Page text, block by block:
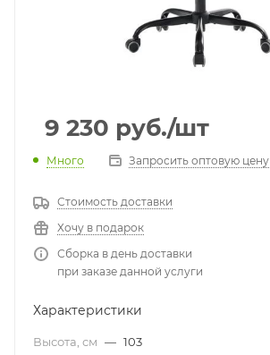
9 230 руб./шт
Много Запросить оптовую цену
Стоимость доставки
Хочу в подарок
Сборка в день доставки
при заказе данной услуги
Характеристики
Высота, см — 103